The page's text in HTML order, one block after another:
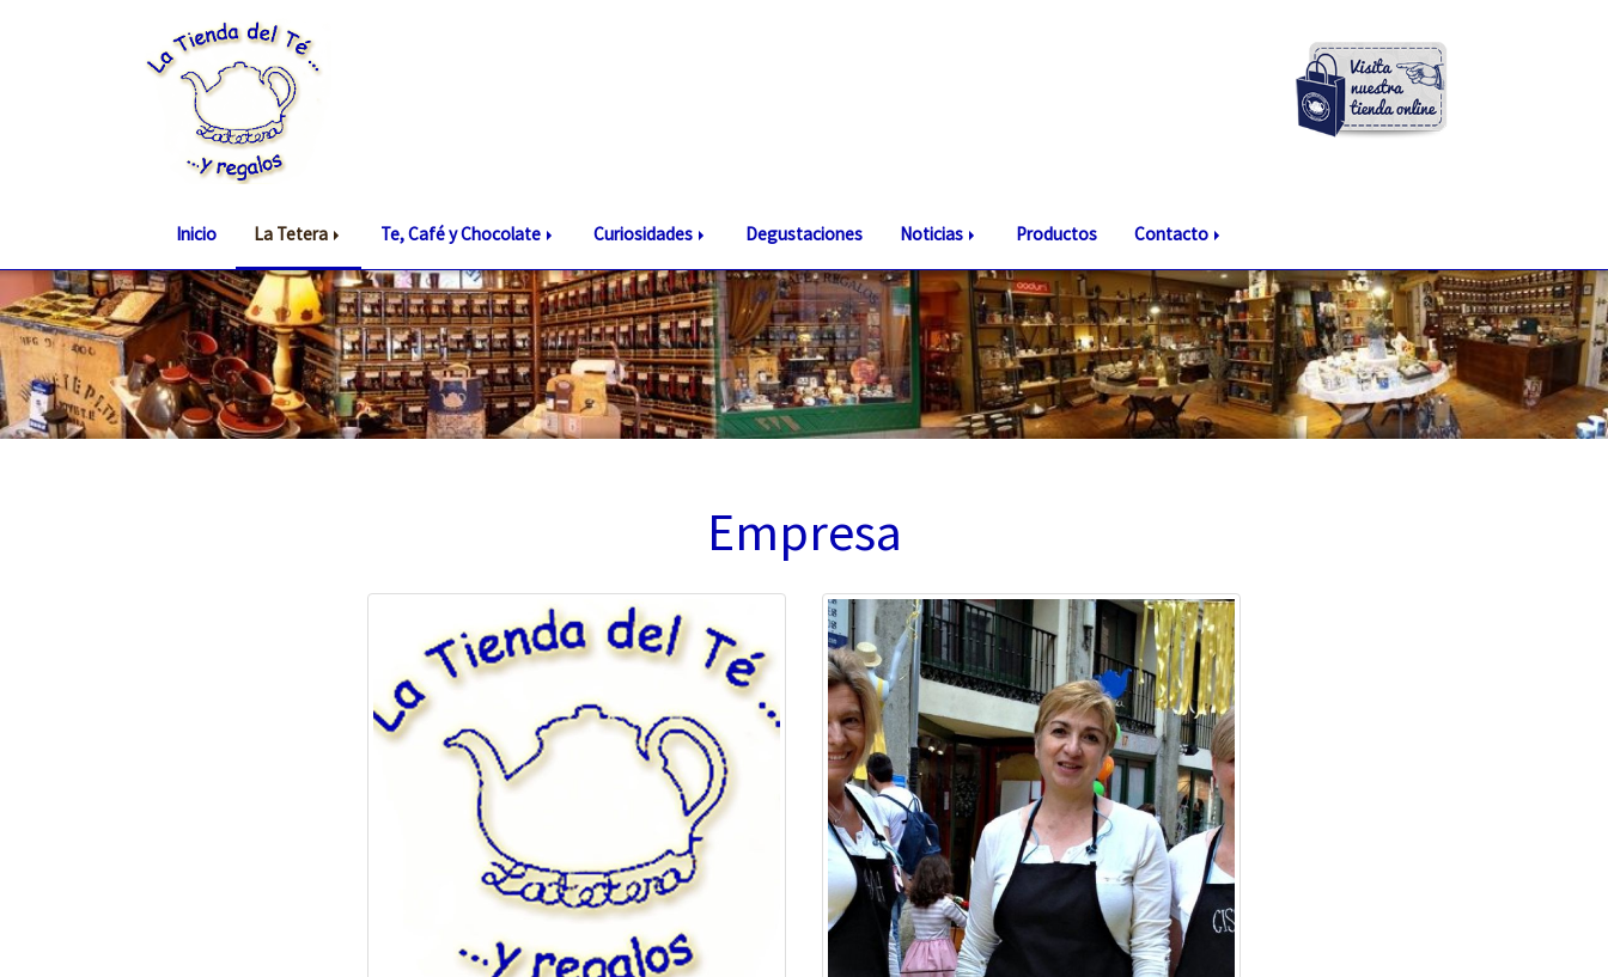
Inicio La Tetera Te, Café y Chocolate Curiosidades Degustaciones Noticias Productos Contacto
Empresa